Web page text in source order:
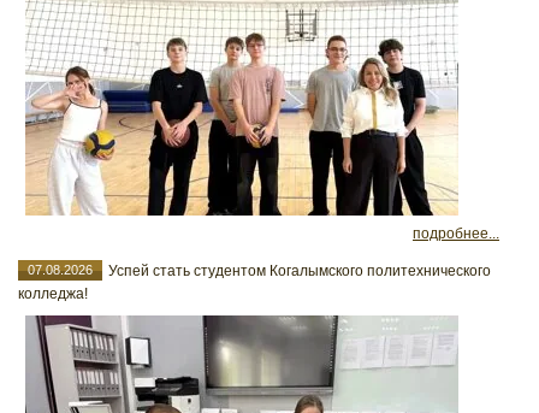
подробнее...
07.08.2026
Успей стать студентом Когалымского политехнического
колледжа!